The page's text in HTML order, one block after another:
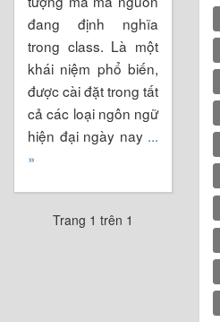
đang định nghĩa
trong class. Là một
khái niệm phổ biến,
được cài đặt trong tất
cả các loại ngôn ngữ
hiện đại ngày nay ...
»
Trang 1 trên 1